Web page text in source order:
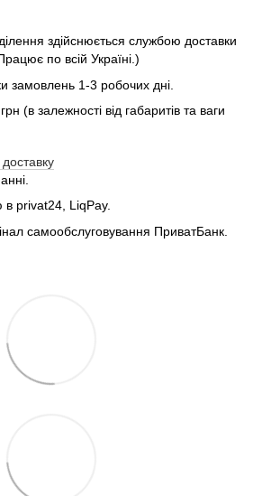
здійснюється службою доставки
по всій Україні.)
замовлень 1-3 робочих дні.
(в залежності від габаритів та ваги
в privat24, LiqPay.
самообслуговування ПриватБанк.